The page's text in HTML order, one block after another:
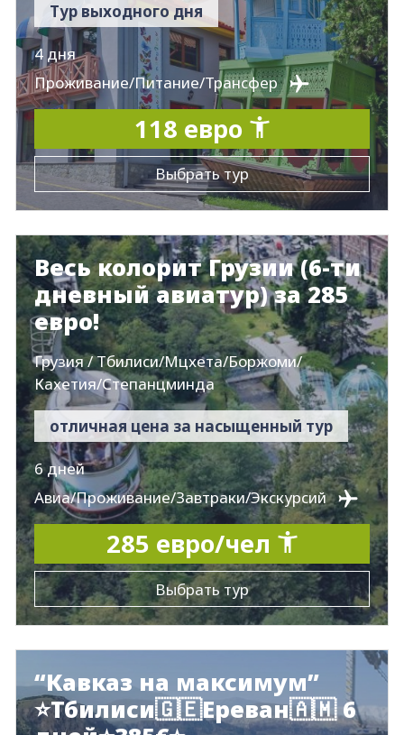
Тур выходного дня
4 дня
Проживание/Питание/Трансфер
118 евро
Выбрать тур
Весь колорит Грузии (6-ти
дневный авиатур) за 285
евро!
Грузия / Тбилиси/Мцхета/Боржоми/
Кахетия/Степанцминда
отличная цена за насыщенный тур
6 дней
Авиа/Проживание/Завтраки/Экскурсий
285 евро/чел
Выбрать тур
“Кавказ на максимум”
⭐Тбилиси🇬🇪Ереван🇦🇲 6